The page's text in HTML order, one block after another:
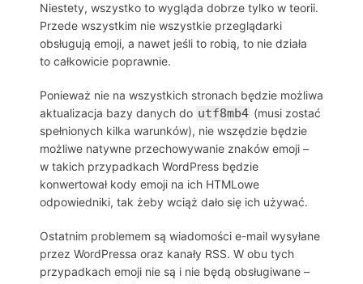
Niestety, wszystko to wygląda dobrze tylko w teorii.
Przede wszystkim nie wszystkie przeglądarki
obsługują emoji, a nawet jeśli to robią, to nie działa
to całkowicie poprawnie.
Ponieważ nie na wszystkich stronach będzie możliwa
aktualizacja bazy danych do utf8mb4 (musi zostać
spełnionych kilka warunków), nie wszędzie będzie
możliwe natywne przechowywanie znaków emoji –
w takich przypadkach WordPress będzie
konwertował kody emoji na ich HTMLowe
odpowiedniki, tak żeby wciąż dało się ich używać.
Ostatnim problemem są wiadomości e-mail wysyłane
przez WordPressa oraz kanały RSS. W obu tych
przypadkach emoji nie są i nie będą obsługiwane –